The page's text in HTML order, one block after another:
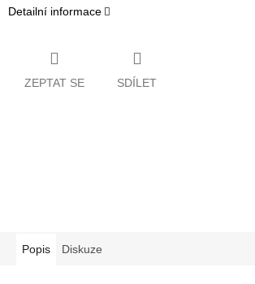
Detailní informace
ZEPTAT SE SDÍLET
Popis Diskuze